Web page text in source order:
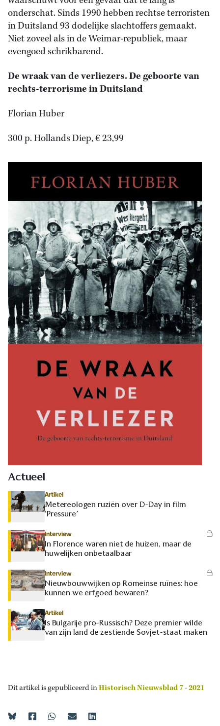
onderschat. Sinds 1990 hebben rechtse terroristen
in Duitsland 93 dodelijke slachtoffers gemaakt.
Niet zoveel als in de Weimar-republiek, maar
evengoed schrikbarend.
De wraak van de verliezers. De geboorte van
rechts-terrorisme in Duitsland
Florian Huber
300 p. Hollands Diep, € 23,99
Actueel
Artikel
Metereologen ruziën over D-Day in film
‘Pressure’
Interview
In Florence waren niet de huizen, maar de
huwelijken onbetaalbaar
Interview
Nieuwbouwwijken op Romeinse ruïnes: hoe
kunnen we erfgoed bewaren?
Artikel
Is Bulgarije pro-Russisch? Deze premier wilde
van zijn land de zestiende Sovjet-staat maken
Dit artikel is gepubliceerd inHistorisch Nieuwsblad 7 - 2021